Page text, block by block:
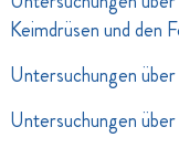
Keimdrüsen und den
Untersuchungen
Untersuchungen